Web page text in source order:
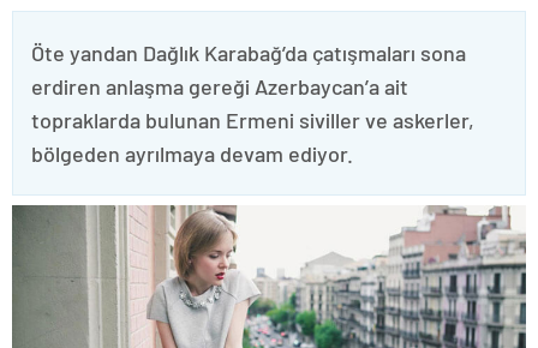
Öte yandan Dağlık Karabağ’da çatışmaları sona
erdiren anlaşma gereği Azerbaycan’a ait
topraklarda bulunan Ermeni siviller ve askerler,
bölgeden ayrılmaya devam ediyor.